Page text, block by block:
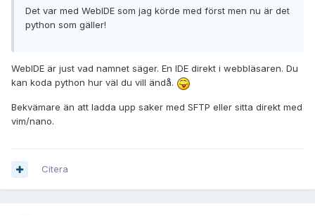
Det var med WebIDE som jag körde med först men nu är det
python som gäller!
WebIDE är just vad namnet säger. En IDE direkt i webbläsaren. Du
kan koda python hur väl du vill ändå.
Bekvämare än att ladda upp saker med SFTP eller sitta direkt med
vim/nano.
Citera